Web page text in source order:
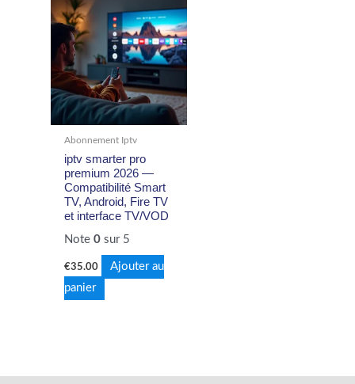
Abonnement Iptv
iptv smarter pro
premium 2026 —
Compatibilité Smart
TV, Android, Fire TV
et interface TV/VOD
Note0 sur 5
€35.00
Ajouter au
panier